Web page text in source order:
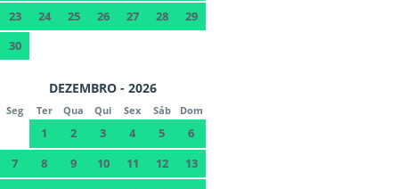
23
24 25 26 27 28
29
30
DEZEMBRO - 2026
Seg Ter Qua Qui Sex Sáb Dom
1 2 3 4 5
6
7
8 9 10 11 12
13